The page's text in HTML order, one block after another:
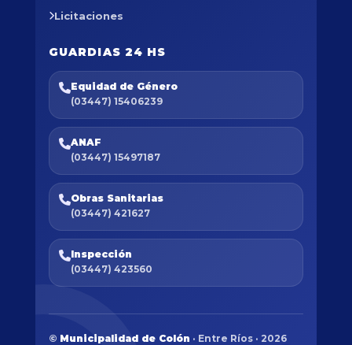
Licitaciones
GUARDIAS 24 HS
Equidad de Género
(03447) 15406239
ANAF
(03447) 15497187
Obras Sanitarias
(03447) 421627
Inspección
(03447) 423560
© Municipalidad de Colón · Entre Ríos · 2026